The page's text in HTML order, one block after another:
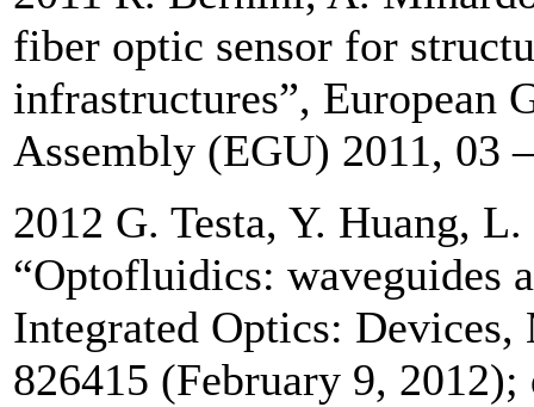
fiber optic sensor for
infrastructures”, European
Assembly (EGU) 2011, 03
2012 G. Testa, Y. Huang,
“Optofluidics: waveguides
Integrated Optics:
826415 (February 9,